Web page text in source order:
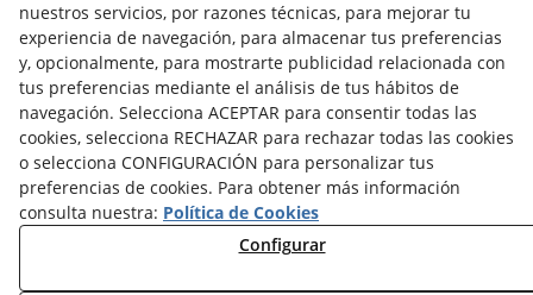
nuestros servicios, por razones técnicas, para mejorar tu
experiencia de navegación, para almacenar tus preferencias
y, opcionalmente, para mostrarte publicidad relacionada con
tus preferencias mediante el análisis de tus hábitos de
navegación. Selecciona ACEPTAR para consentir todas las
cookies, selecciona RECHAZAR para rechazar todas las cookies
o selecciona CONFIGURACIÓN para personalizar tus
preferencias de cookies. Para obtener más información
consulta nuestra: Política de Cookies
Configurar